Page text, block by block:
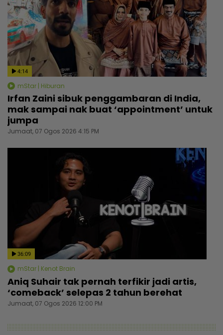
4:14
mStar | Hiburan
Irfan Zaini sibuk penggambaran di India,
mak sampai nak buat ‘appointment’ untuk
jumpa
Jumaat, 07 Ogos 2026 4:15 PM
36:09
mStar | Kenot Brain
Aniq Suhair tak pernah terfikir jadi artis,
‘comeback’ selepas 2 tahun berehat
Jumaat, 07 Ogos 2026 12:00 PM